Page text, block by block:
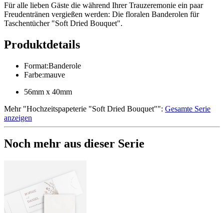
Für alle lieben Gäste die während Ihrer Trauzeremonie ein paar
Freudentränen vergießen werden: Die floralen Banderolen für
Taschentücher "Soft Dried Bouquet".
Produktdetails
Format:Banderole
Farbe:mauve
56mm x 40mm
Mehr"Hochzeitspapeterie "Soft Dried Bouquet"": Gesamte Serie
anzeigen
Noch mehr aus dieser Serie